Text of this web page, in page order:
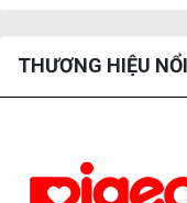
THƯƠNG HIỆU